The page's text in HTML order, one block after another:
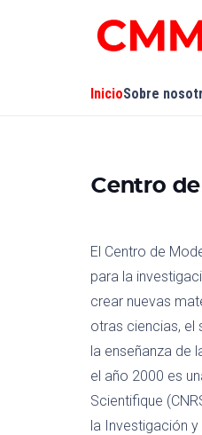
InicioSobre
Centro
El Centro de
para la
crear nuevas
otras ciencias,
la enseñanza de
el año 2000 es
Scientifique
la Investigación y